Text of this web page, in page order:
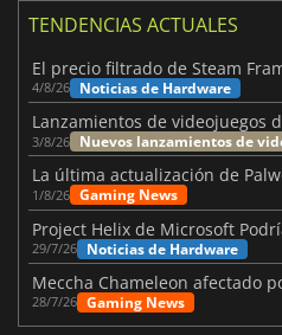
TENDENCIAS ACTUALES
4/8/26 Noticias de Hardware
3/8/26 Nuevos lanzamientos de
1/8/26 Gaming News
Project Helix de Microsoft
29/7/26 Noticias de Hardware
28/7/26 Gaming News